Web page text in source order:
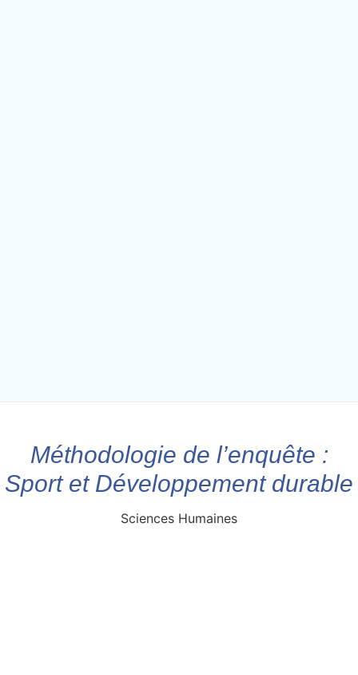
Méthodologie de l’enquête :
Sport et Développement durable
Sciences Humaines